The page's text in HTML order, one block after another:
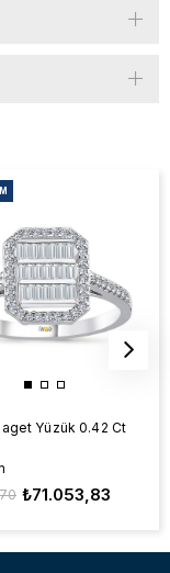
Yüzük 0.42 Ct
₺71.053,83